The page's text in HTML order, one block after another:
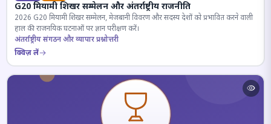
G20 मियामी शिखर सम्मेलन और अंतर्राष्ट्रीय राजनीति
2026 G20 मियामी शिखर सम्मेलन, मेजबानी विवरण और सदस्य देशों को प्रभावित करने वाली
हाल की राजनयिक घटनाओं पर ज्ञान परीक्षण करें।
अंतर्राष्ट्रीय संगठन और व्यापार प्रश्नोत्तरी
क्विज़ लें